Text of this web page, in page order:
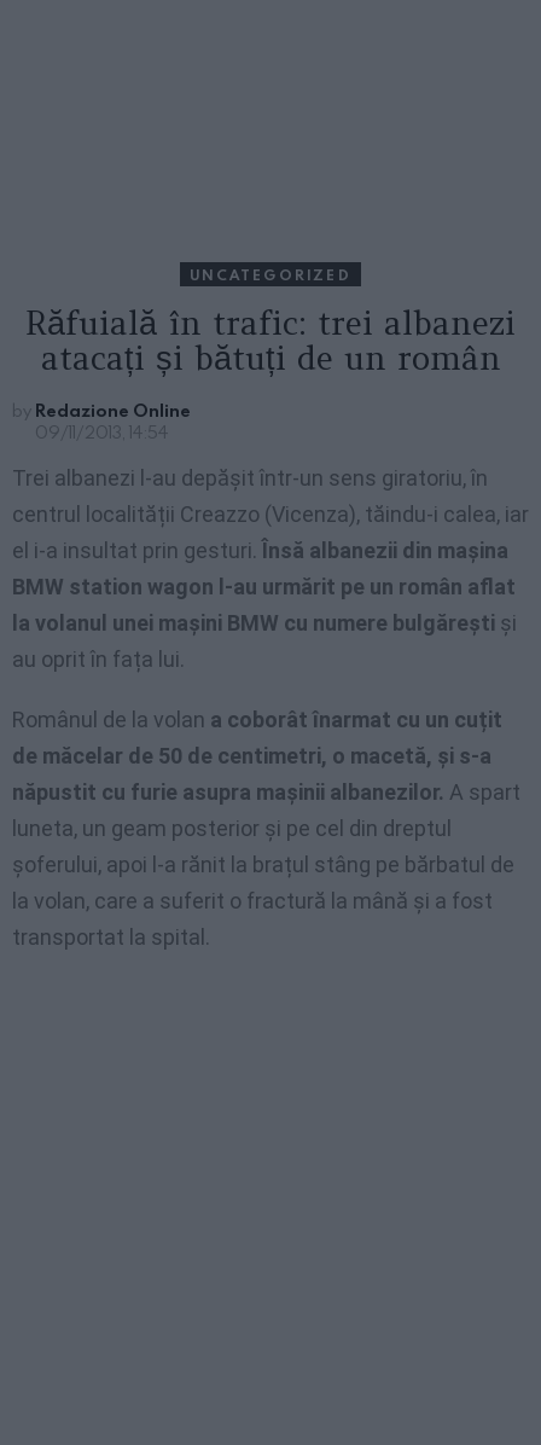
UNCATEGORIZED
Răfuială în trafic: trei albanezi
atacați și bătuți de un român
by Redazione Online
09/11/2013, 14:54
Trei albanezi l-au depășit într-un sens giratoriu, în
centrul localității Creazzo (Vicenza), tăindu-i calea, iar
el i-a insultat prin gesturi. Însă albanezii din mașina
BMW station wagon l-au urmărit pe un român aflat
la volanul unei mașini BMW cu numere bulgărești și
au oprit în fața lui.
Românul de la volan a coborât înarmat cu un cuțit
de măcelar de 50 de centimetri, o macetă, și s-a
năpustit cu furie asupra mașinii albanezilor. A spart
luneta, un geam posterior și pe cel din dreptul
șoferului, apoi l-a rănit la brațul stâng pe bărbatul de
la volan, care a suferit o fractură la mână și a fost
transportat la spital.